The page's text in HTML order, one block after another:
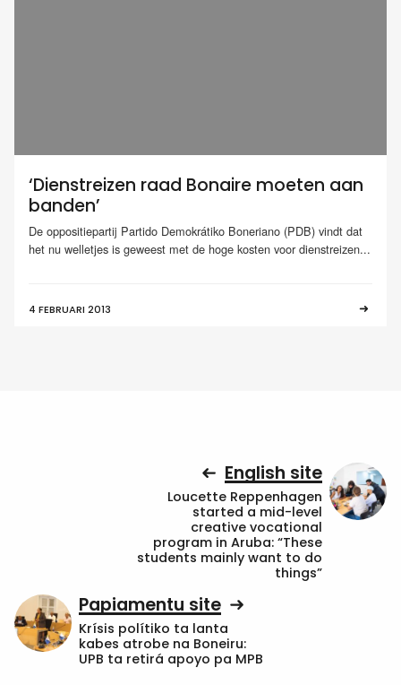
‘Dienstreizen raad Bonaire moeten aan
banden’
De oppositiepartij Partido Demokrátiko Boneriano (PDB) vindt dat
het nu welletjes is geweest met de hoge kosten voor dienstreizen...
4 FEBRUARI 2013
English site
Loucette Reppenhagen
started a mid-level
creative vocational
program in Aruba: “These
students mainly want to do
things”
Papiamentu site
Krísis polítiko ta lanta
kabes atrobe na Boneiru:
UPB ta retirá apoyo pa MPB